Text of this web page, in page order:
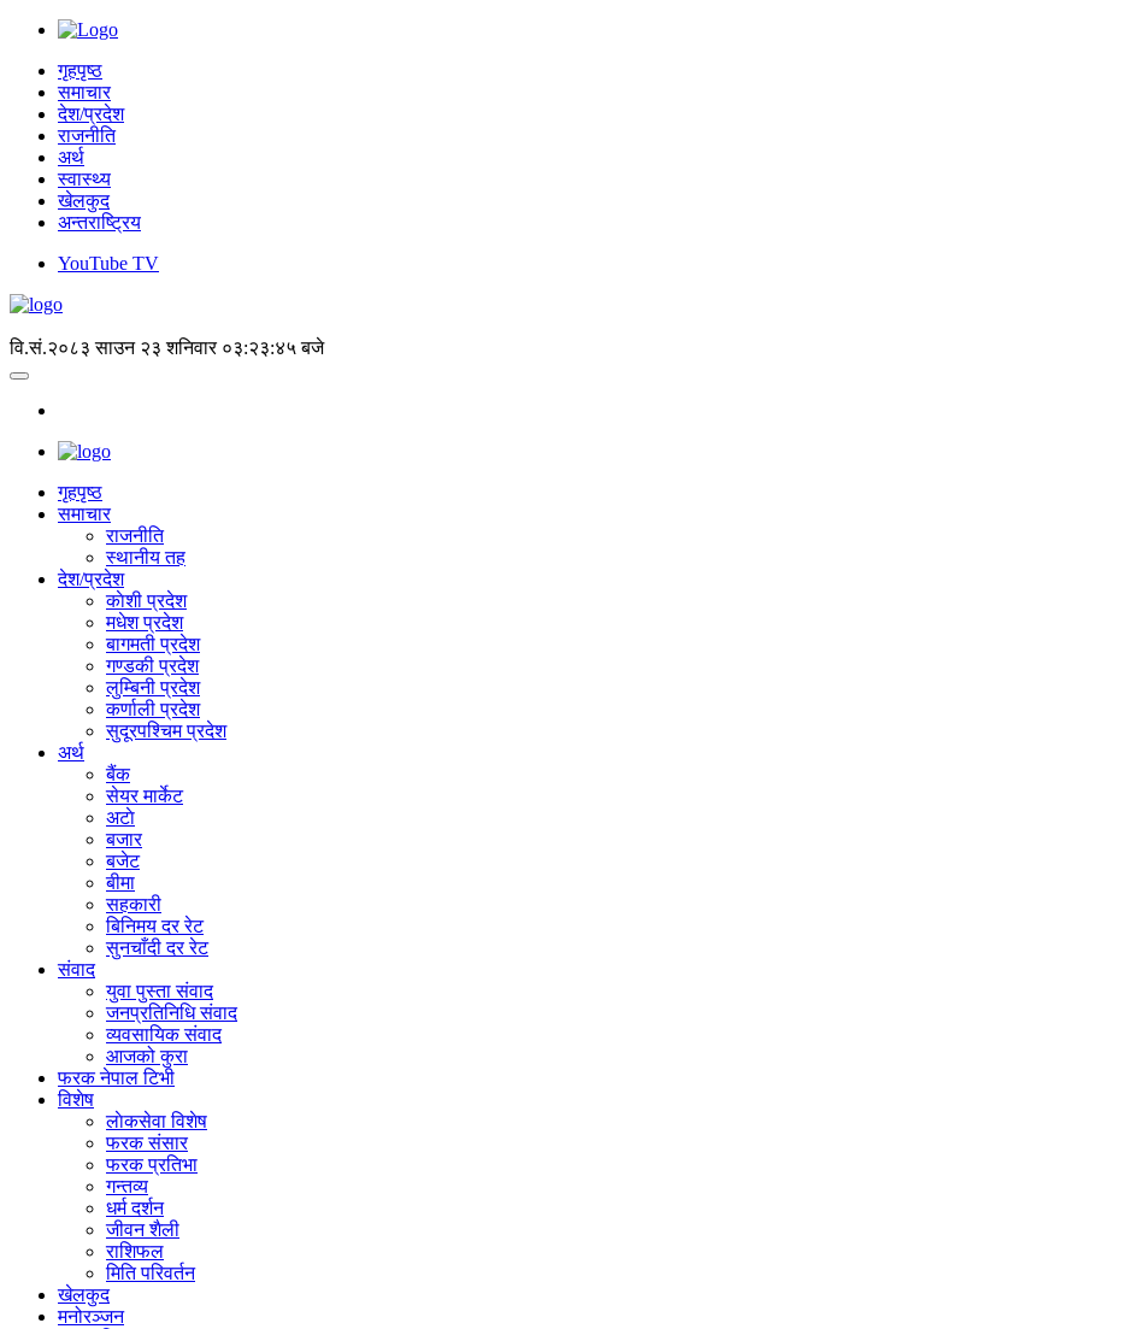
गृहपृष्ठ
समाचार
देश/प्रदेश
राजनीति
अर्थ
स्वास्थ्य
खेलकुद
अन्तराष्ट्रिय
YouTube TV
वि.सं.२०८३ साउन २३ शनिवार ०३:२३:४६ बजे
गृहपृष्‍ठ
समाचार
राजनीति
स्थानीय तह
देश/प्रदेश
काेशी प्रदेश
मधेश प्रदेश
बागमती प्रदेश
गण्डकी प्रदेश
लुम्बिनी प्रदेश
कर्णाली प्रदेश
सुदूरपश्चिम प्रदेश
अर्थ
बैंक
सेयर मार्केट
अटाे
बजार
बजेट
बीमा
सहकारी
बिनिमय दर रेट
सुनचाँदी दर रेट
संवाद
युवा पुस्ता संवाद
जनप्रतिनिधि संवाद
व्यवसायिक संवाद
आजको कुरा
फरक नेपाल टिभी
विशेष
लाेकसेवा विशेष
फरक संसार
फरक प्रतिभा
गन्तव्य
धर्म दर्शन
जीवन शैली
राशिफल
मिति परिवर्तन
खेलकुद
मनोरञ्जन